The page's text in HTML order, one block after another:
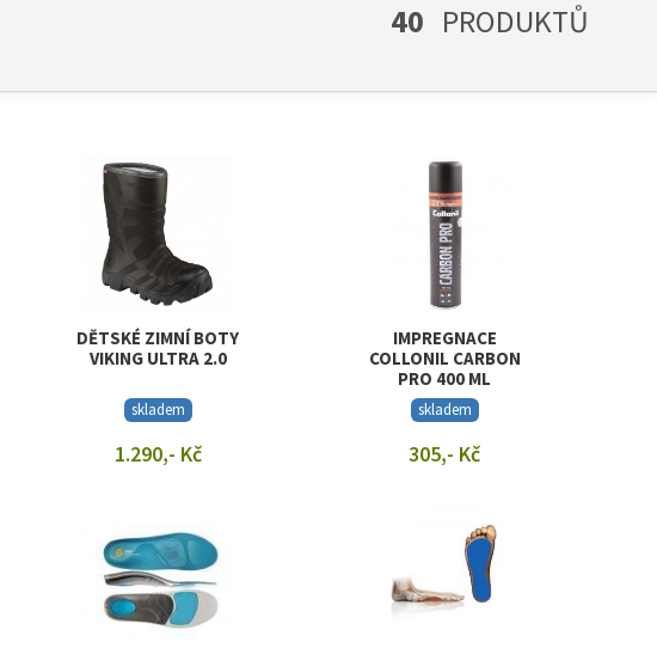
40 PRODUKTŮ
DĚTSKÉ ZIMNÍ BOTY
VIKING ULTRA 2.0
skladem
1.290,- Kč
IMPREGNACE
COLLONIL CARBON
PRO 400 ML
skladem
305,- Kč